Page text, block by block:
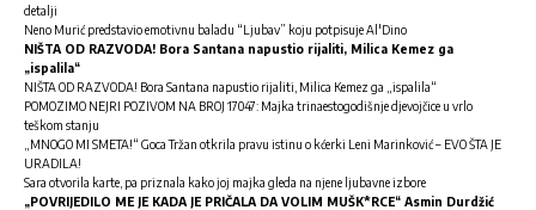
detalji
Neno Murić predstavio emotivnu baladu “Ljubav” koju potpisuje Al'Dino
NIŠTA OD RAZVODA! Bora Santana napustio rijaliti, Milica Kemez ga
„ispalila“
NIŠTA OD RAZVODA! Bora Santana napustio rijaliti, Milica Kemez ga „ispalila“
POMOZIMO NEJRI POZIVOM NA BROJ 17047: Majka trinaestogodišnje djevojčice u vrlo
teškom stanju
„MNOGO MI SMETA!“ Goca Tržan otkrila pravu istinu o kćerki Leni Marinković – EVO ŠTA JE
URADILA!
Sara otvorila karte, pa priznala kako joj majka gleda na njene ljubavne izbore
„POVRIJEDILO ME JE KADA JE PRIČALA DA VOLIM MUŠK*RCE“ Asmin Durdžić